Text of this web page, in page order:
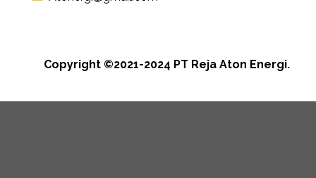
Copyright ©2021-2024 PT Reja Aton Energi.